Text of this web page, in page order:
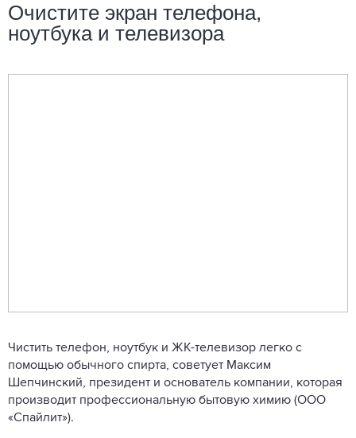
Очистите экран телефона,
ноутбука и телевизора
Чистить телефон, ноутбук и ЖК-телевизор легко с
помощью обычного спирта, советует Максим
Шепчинский, президент и основатель компании, которая
производит профессиональную бытовую химию (ООО
«Спайлит»).